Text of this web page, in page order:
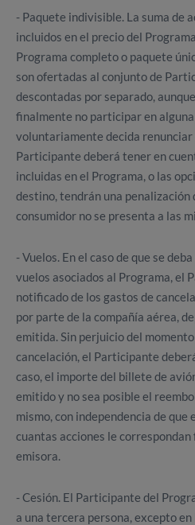
- Paquete indivisible. La suma de
incluidos en el precio del
Programa completo o paquete
son ofertadas al conjunto de
descontadas por separado,
finalmente no participar en
voluntariamente decida renunciar
Participante deberá tener en
incluidas en el Programa, o las
destino, tendrán una penalización
consumidor no se presenta a las
- Vuelos. En el caso de que se
vuelos asociados al Programa, el
notificado de los gastos de
por parte de la compañía aérea,
emitida. Sin perjuicio del
cancelación, el Participante
caso, el importe del billete de
emitido y no sea posible el
mismo, con independencia de
cuantas acciones le
emisora.
- Cesión. El Participante del
a una tercera persona, excepto